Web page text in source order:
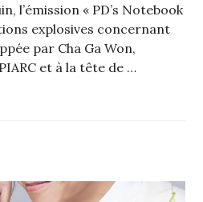
l’émission « PD’s Notebook
explosives concernant
par Cha Ga Won,
et à la tête de …
Gi accuse Cha Ga Won